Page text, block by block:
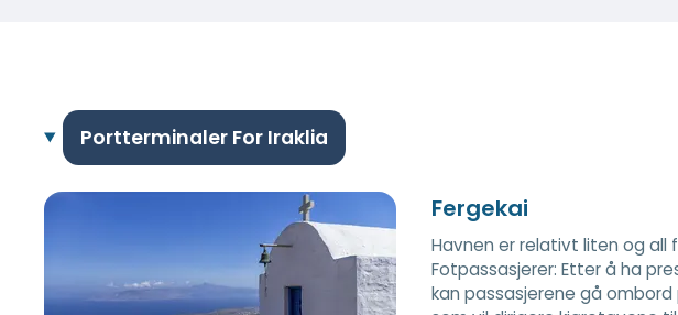
Portterminaler For Iraklia
Fergekai
Havnen er relativt liten og all
Fotpassasjerer: Etter å ha
kan passasjerene gå